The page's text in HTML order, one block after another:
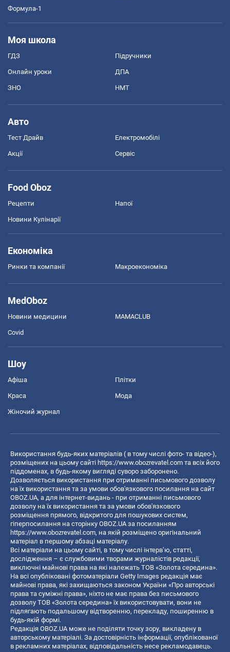
Формула-1
Моя школа
ГДЗ Підручники
Онлайн уроки ДПА
ЗНО НМТ
Авто
Тест Драйв Електромобілі
Акції Сервіс
Food Oboz
Рецепти Напої
Новини Кулінарії
Економіка
Ринки та компанії Макроекономіка
MedOboz
Новини медицини MAMACLUB
Covid
Шоу
Афіша Плітки
Краса Мода
Жіночий журнал
Використання будь-яких матеріалів ( в тому числі фото- та відео-),
розміщених на цьому сайті https://www.obozrevatel.com та всіх його
піддоменах, в будь-якому вигляді суворо заборонено.
Дозволяється використання при отриманні письмового дозволу
на їх використання та за умови обов'язкового посилання на сайт
OBOZ.UA, а для інтернет-видань - при отриманні письмового
дозволу на їх використання та за умови обов'язкового
розміщення прямого, відкритого для пошукових систем,
гіперпосилання на сторінку OBOZ.UA за посиланням
https://www.obozrevatel.com, на якій розміщено оригінальний
матеріал в першому абзаці матеріалу.
Всі матеріали на цьому сайті, в тому числі інтерв’ю, статті,
дослідження – є службовими творами журналістів редакції,
виключні майнові права на які належать ТОВ «Золота середина».
На всі опубліковані фотоматеріали Getty Images редакція має
майнові права, які захищаються законом України «Про авторські
права та суміжні права», ніхто не має права без письмового
дозволу ТОВ «Золота середина» їх використовувати, вони не
підлягають подальшому відтворенню, перекладу, поширенню в
будь-якій формі.
Редакція OBOZ.UA може не поділяти точку зору, викладену в
авторському матеріалі. За достовірність інформації, опублікованої
в рекламних матеріалах, відповідальність несе рекламодавець.